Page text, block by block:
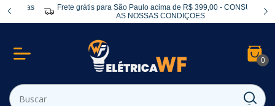
Frete grátis para São Paulo acima de R$ 399,00 - CONSULTE
AS NOSSAS CONDIÇOES
0